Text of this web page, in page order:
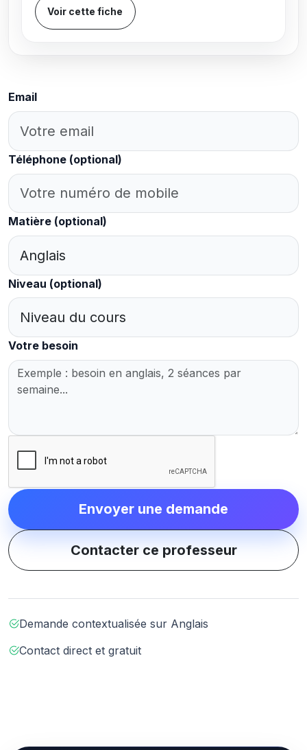
Voir cette fiche
Email
Téléphone (optional)
Matière (optional)
Niveau (optional)
Votre besoin
Envoyer une demande
Contacter ce professeur
Demande contextualisée sur Anglais
Contact direct et gratuit